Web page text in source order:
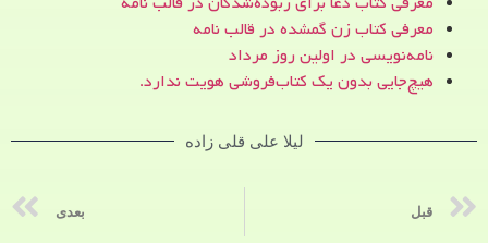
معرفی کتاب زن‌ گمشده در قالب نامه
نامه‌نویسی در اولین روز مرداد
هیچ‌جایی بدون یک کتاب‌فروشی هویت ندارد.
لیلا علی قلی زاده
قبل بعدی